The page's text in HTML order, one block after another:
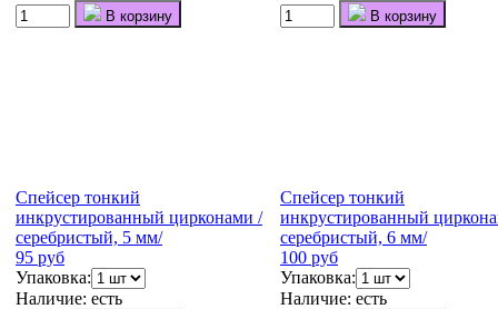
В корзину В корзину
Спейсер тонкий
инкрустированный цирконами /
серебристый, 5 мм/
95 руб
Упаковка:
Наличие: есть
Спейсер тонкий
инкрустированный
серебристый, 6 мм/
100 руб
Упаковка:
Наличие: есть